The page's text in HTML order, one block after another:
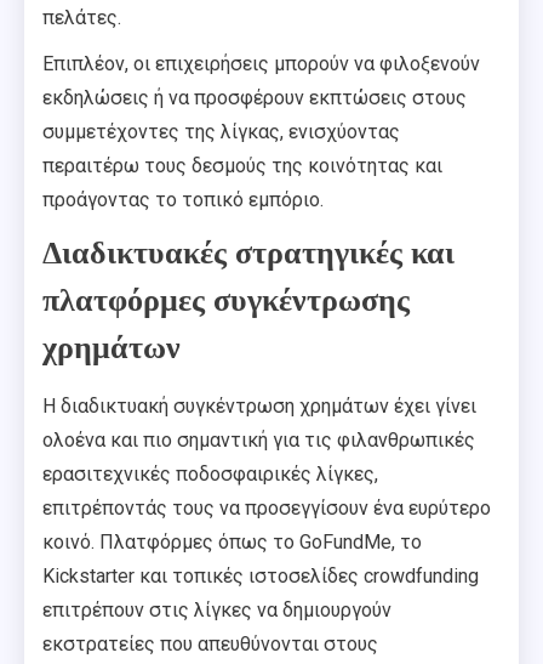
πελάτες.
Επιπλέον, οι επιχειρήσεις μπορούν να φιλοξενούν
εκδηλώσεις ή να προσφέρουν εκπτώσεις στους
συμμετέχοντες της λίγκας, ενισχύοντας
περαιτέρω τους δεσμούς της κοινότητας και
προάγοντας το τοπικό εμπόριο.
Διαδικτυακές στρατηγικές και
πλατφόρμες συγκέντρωσης
χρημάτων
Η διαδικτυακή συγκέντρωση χρημάτων έχει γίνει
ολοένα και πιο σημαντική για τις φιλανθρωπικές
ερασιτεχνικές ποδοσφαιρικές λίγκες,
επιτρέποντάς τους να προσεγγίσουν ένα ευρύτερο
κοινό. Πλατφόρμες όπως το GoFundMe, το
Kickstarter και τοπικές ιστοσελίδες crowdfunding
επιτρέπουν στις λίγκες να δημιουργούν
εκστρατείες που απευθύνονται στους